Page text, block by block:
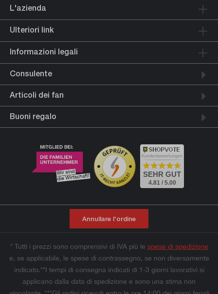
L'azienda
Ulteriori link
Informazioni legali
Consulente
Articoli dei fan
Buoni regalo
Kundenbewertungen
SEHR GUT
4.81 / 5.00
Annullare l'ordine
* Tutti i prezzi sono comprensivi di IVA più le spese di spedizione
e, se applicabile, le spese di contrassegno, se non diversamente
indicato.**I tempi di consegna indicati di 1-3 giorni lavorativi si
applicano dalla data di spedizione e sono una stima non